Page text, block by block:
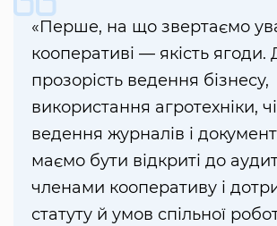
«Перше, на що звертаємо
кооперативі — якість ягоди.
прозорість ведення бізнесу,
використання агротехніки,
ведення журналів і
маємо бути відкриті до
членами кооперативу і
статуту й умов спільної